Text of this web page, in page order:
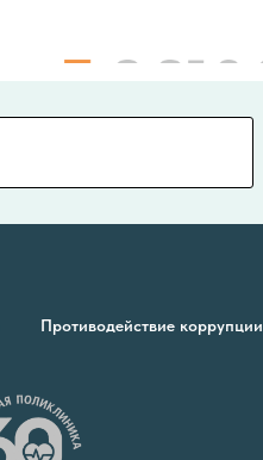
Противодействие коррупции